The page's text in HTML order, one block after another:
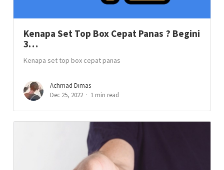
Kenapa Set Top Box Cepat Panas ? Begini
3…
Kenapa set top box cepat panas
Achmad Dimas
Dec 25, 2022
1 min read